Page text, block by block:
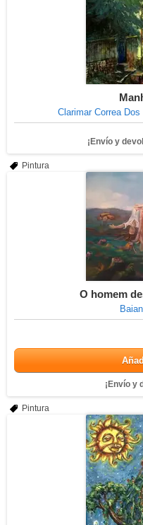
Clarimar Correa
¡Envío y
Pintura
O homem
¡Envío y
Pintura